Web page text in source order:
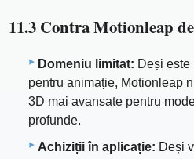
11.3 Contra Motionleap
Domeniu limitat: Deși este
pentru animație, Motionleap
3D mai avansate pentru
profunde.
Achiziții în aplicație: Deși